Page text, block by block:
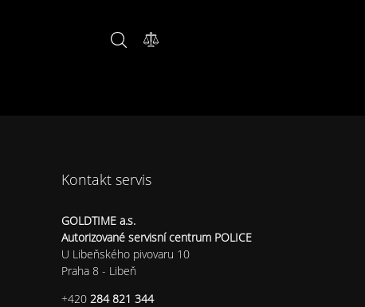
Kontakt servis
GOLDTIME a.s.
Autorizované servisní centrum POLICE
U Libeňského pivovaru 10
Praha 8 - Libeň
+420284 821 344